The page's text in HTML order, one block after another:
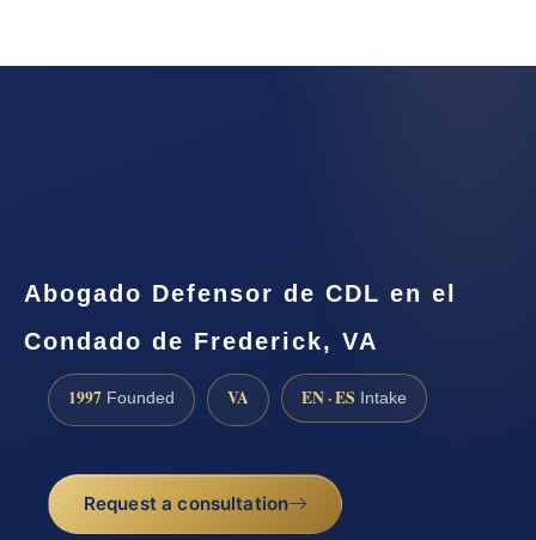
Abogado Defensor de CDL en el
Condado de Frederick, VA
1997 Founded VA EN · ES Intake
Request a consultation